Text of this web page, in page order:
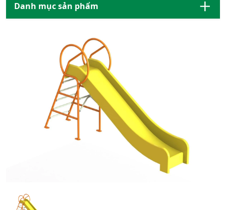
Danh mục sản phẩm